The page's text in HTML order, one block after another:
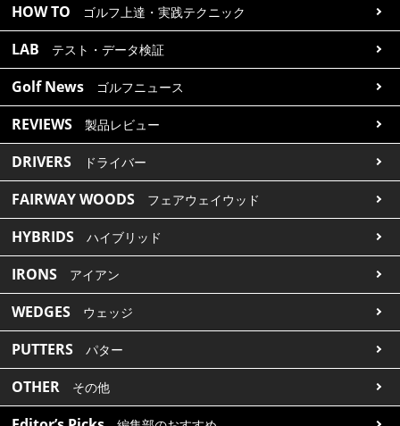
HOW TO ゴルフ上達・実践テクニック
LAB テスト・データ検証
Golf News ゴルフニュース
REVIEWS 製品レビュー
DRIVERS ドライバー
FAIRWAY WOODS フェアウェイウッド
HYBRIDS ハイブリッド
IRONS アイアン
WEDGES ウェッジ
PUTTERS パター
OTHER その他